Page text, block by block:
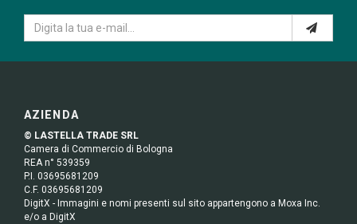
AZIENDA
© LASTELLA TRADE SRL
Camera di Commercio di Bologna
REA n° 539359
P.I. 03695681209
C.F. 03695681209
DigitX - Immagini e nomi presenti sul sito appartengono a Moxa Inc.
e/o a DigitX